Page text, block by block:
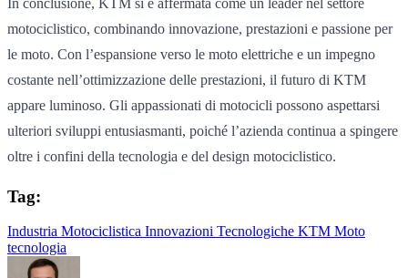
motociclistico, combinando innovazione, prestazioni e passione per
le moto. Con l’espansione verso le moto elettriche e un impegno
costante nell’ottimizzazione delle prestazioni, il futuro di KTM
appare luminoso. Gli appassionati di motocicli possono aspettarsi
ulteriori sviluppi entusiasmanti, poiché l’azienda continua a spingere
oltre i confini della tecnologia e del design motociclistico.
Tag:
Industria Motociclistica Innovazioni Tecnologiche KTM Moto
tecnologia